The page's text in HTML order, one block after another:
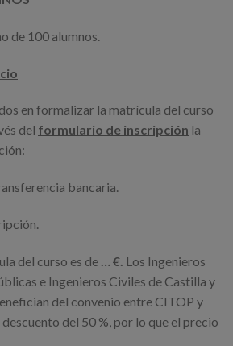
de 100 alumnos.
en formalizar la matrícula del curso
del formulario de inscripción la
bancaria.
del curso es de … €. Los Ingenieros
e Ingenieros Civiles de Castilla y
del convenio entre CITOP y
del 50 %, por lo que el precio